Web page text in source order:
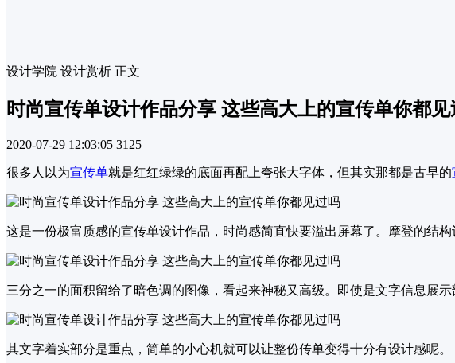
设计学院 设计赏析 正文
时尚宣传单设计作品分享 这些高大上的宣传单你都见
2020-07-29 12:03:05 3125
很多人以为宣传单就是红红绿绿的底面再配上夸张大字体，但其实那都是古早的
这是一份极富质感的宣传单设计作品，时尚感简直快要溢出屏幕了。摩登的结构
三分之一的面积留给了暗色调的图像，看起来神秘又高级。即使是文字信息展
其文字着实部分是重点，简单的小心机就可以让整份传单变得十分有设计感呢。